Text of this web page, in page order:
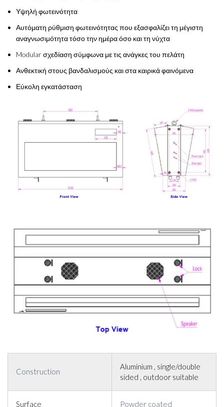
Υψηλή φωτεινότητα
Αυτόματη ρύθμιση φωτεινότητας που εξασφαλίζει τη μέγιστη
αναγνωσιμότητα τόσο την ημέρα όσο και τη νύχτα
Modular σχεδίαση σύμφωνα με τις ανάγκες του πελάτη
Ανθεκτική στους βανδαλισμούς και στα καιρικά φαινόμενα
Εύκολη εγκατάσταση
Construction
Aluminium , single/double
sided , outdoor suitable
Surface Powder coated